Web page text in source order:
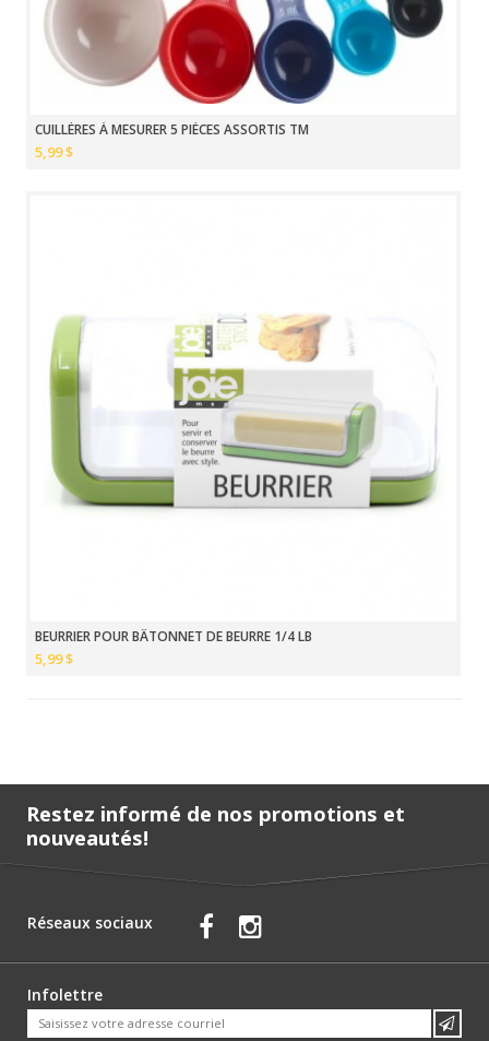
CUILLÈRES À MESURER 5 PIÈCES ASSORTIS TM
5,99 $
BEURRIER POUR BÂTONNET DE BEURRE 1/4 LB
5,99 $
Restez informé de nos promotions et
nouveautés!
Réseaux sociaux
Infolettre